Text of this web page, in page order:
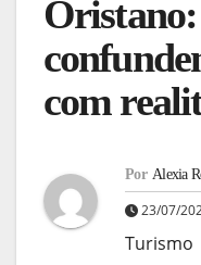
com
Por Alexia
23/07/
Turismo